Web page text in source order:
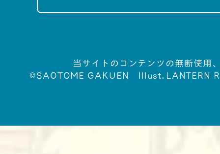
当サイトのコンテンツの無断使用
©SAOTOME GAKUEN Illust.LANTERN